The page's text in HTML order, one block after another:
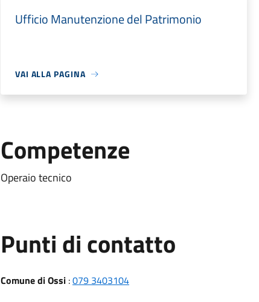
Ufficio Manutenzione del Patrimonio
VAI ALLA PAGINA
Competenze
Operaio tecnico
Punti di contatto
Comune di Ossi:079 3403104